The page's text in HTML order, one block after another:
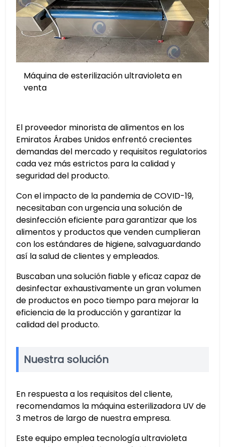
Máquina de esterilización ultravioleta en
venta
El proveedor minorista de alimentos en los
Emiratos Árabes Unidos enfrentó crecientes
demandas del mercado y requisitos regulatorios
cada vez más estrictos para la calidad y
seguridad del producto.
Con el impacto de la pandemia de COVID-19,
necesitaban con urgencia una solución de
desinfección eficiente para garantizar que los
alimentos y productos que venden cumplieran
con los estándares de higiene, salvaguardando
así la salud de clientes y empleados.
Buscaban una solución fiable y eficaz capaz de
desinfectar exhaustivamente un gran volumen
de productos en poco tiempo para mejorar la
eficiencia de la producción y garantizar la
calidad del producto.
Nuestra solución
En respuesta a los requisitos del cliente,
recomendamos la máquina esterilizadora UV de
3 metros de largo de nuestra empresa.
Este equipo emplea tecnología ultravioleta